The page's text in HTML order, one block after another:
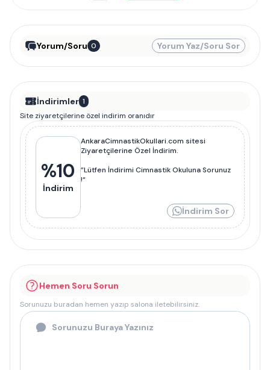
Yorum/Soru 0 Yorum Yaz/Soru Sor
İndirimler 1
Site ziyaretçilerine özel indirim oranıdır
%10
İndirim
AnkaraCimnastikOkullari.com sitesi
Ziyaretçilerine Özel İndirim.
”Lütfen İndirimi Cimnastik Okuluna Sorunuz
!“
İndirim Sor
Hemen Soru Sorun
Sorunuzu buradan hemen yazıp salona iletebilirsiniz.